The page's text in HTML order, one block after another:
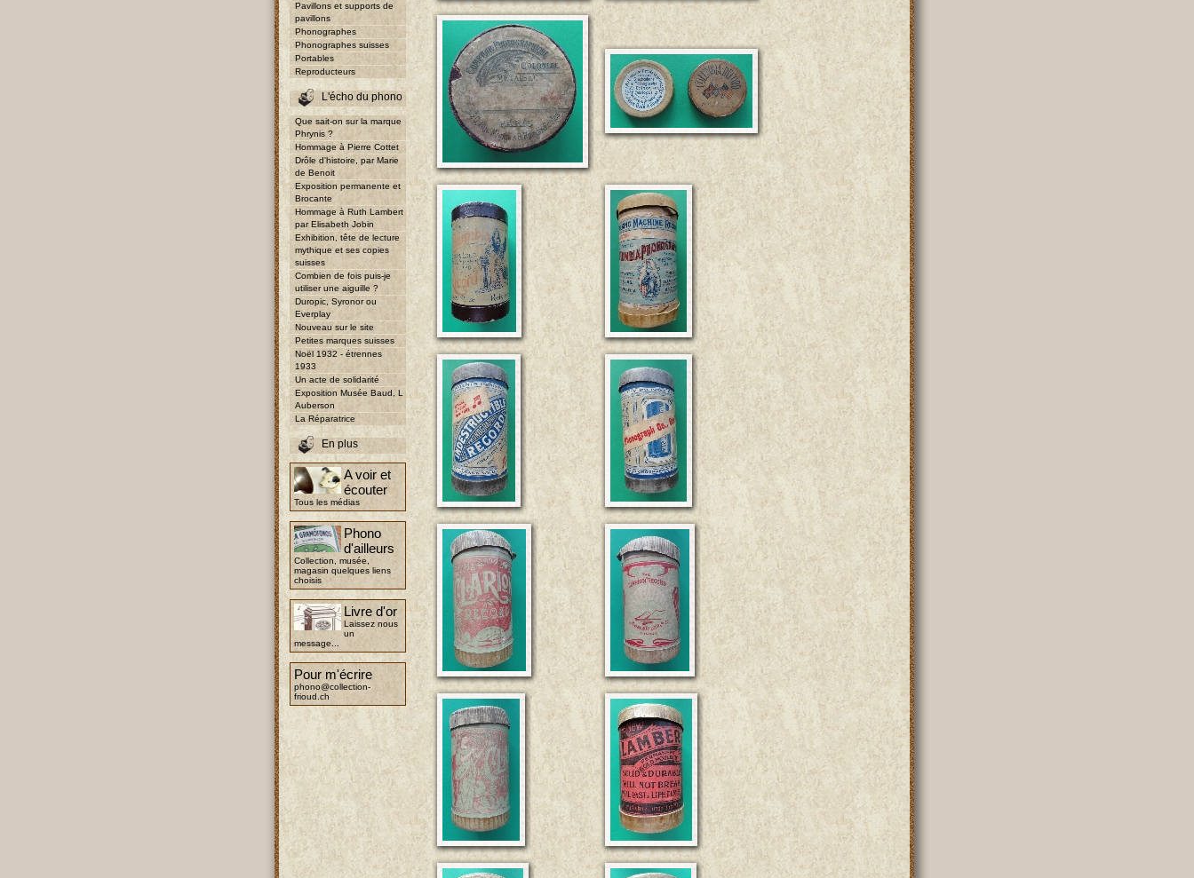
Pavillons et supports de
pavillons
Phonographes
Phonographes suisses
Portables
Reproducteurs
L'écho du phono
Que sait-on sur la marque
Phrynis ?
Hommage à Pierre Cottet
Drôle d'histoire, par Marie
de Benoit
Exposition permanente et
Brocante
Hommage à Ruth Lambert
par Elisabeth Jobin
Exhibition, tête de lecture
mythique et ses copies
suisses
Combien de fois puis-je
utiliser une aiguille ?
Duropic, Syronor ou
Everplay
Nouveau sur le site
Petites marques suisses
Noël 1932 - étrennes
1933
Un acte de solidarité
Exposition Musée Baud, L
Auberson
La Réparatrice
En plus
A voir et
écouter
Tous les médias
Phono
d'ailleurs
Collection, musée,
magasin quelques liens
choisis
Livre d'or
Laissez nous
un
message...
Pour m'écrire
phono@collection-
frioud.ch